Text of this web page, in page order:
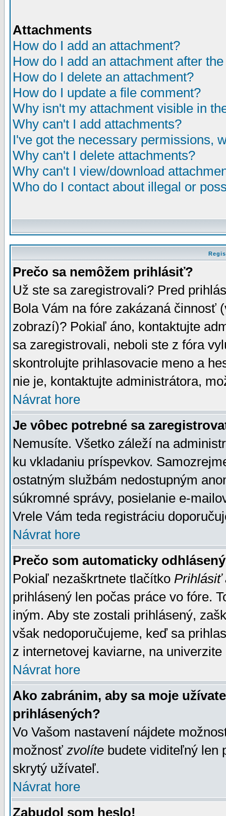
Attachments
How do I add an attachment?
How do I add an attachment after
How do I delete an attachment?
How do I update a file comment?
Why isn't my attachment visible in
Why can't I add attachments?
I've got the necessary permissions,
Why can't I delete attachments?
Why can't I view/download
Who do I contact about illegal or
Prečo sa nemôžem prihlásiť?
Už ste sa zaregistrovali? Pred
Bola Vám na fóre zakázaná činnosť
zobrazí)? Pokiaľ áno, kontaktujte
sa zaregistrovali, neboli ste z fóra
skontrolujte prihlasovacie meno a
nie je, kontaktujte administrátora,
Návrat hore
Je vôbec potrebné sa
Nemusíte. Všetko záleží na
ku vkladaniu príspevkov.
ostatným službám nedostupným
súkromné správy, posielanie e-
Vrele Vám teda registráciu
Návrat hore
Prečo som automaticky
Pokiaľ nezaškrtnete tlačítko Prihlásiť
prihlásený len počas práce vo fóre.
iným. Aby ste zostali prihlásený,
však nedoporučujeme, keď sa
z internetovej kaviarne, na univerzite
Návrat hore
Ako zabránim, aby sa moje
prihlásených?
Vo Vašom nastavení nájdete
možnosť zvolíte budete viditeľný len
skrytý užívateľ.
Návrat hore
Zabudol som heslo!